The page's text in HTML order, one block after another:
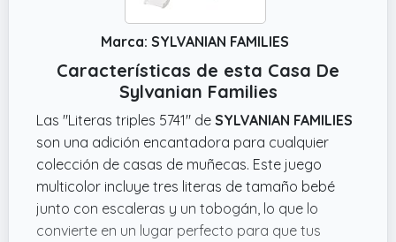
Marca: SYLVANIAN FAMILIES
Características de esta Casa De
Sylvanian Families
Las "Literas triples 5741" de SYLVANIAN FAMILIES
son una adición encantadora para cualquier
colección de casas de muñecas. Este juego
multicolor incluye tres literas de tamaño bebé
junto con escaleras y un tobogán, lo que lo
convierte en un lugar perfecto para que tus